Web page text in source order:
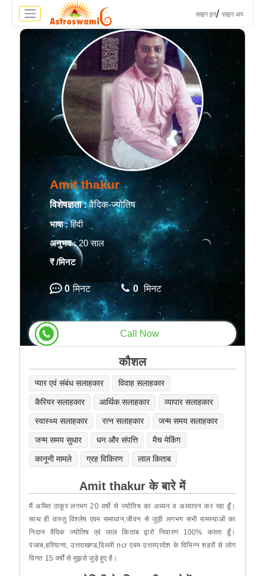
साइन इन/ साइन अप
Amit thakur
विशेषज्ञता :वैदिक-ज्योतिष
भाषा :हिंदी
अनुभव :20 साल
₹/मिनट
0 मिनट 0 मिनट
Call Now
कौशल
प्यार एवं संबंध सलाहकार
विवाह सलाहकार
कैरियर सलाहकार
आर्थिक सलाहकार
व्यापार सलाहकार
स्वास्थ्य सलाहकार
रत्न सलाहकार
जन्म समय सलाहकार
जन्म समय सुधार
धन और संपत्ति
मैच मेकिंग
कानूनी मामले
ग्रह विकिरण लाल किताब
Amit thakur के बारे में
मैं अमित ठाकुर लगभग 20 वर्षो से ज्योतिष का अध्यन व अध्यापन कर रहा हूँ।
साथ ही वास्तु विश्लेष एवम समाधान,जीवन से जुड़ी लगभग सभी समस्याओं का
निदान वैदिक ज्योतिष एवं लाल किताब द्वारो निवारण 100% करता हूँ।
पंजाब,हरियाणा, उत्तराखण्ड,दिल्ली ncr एवम उत्तरप्रदेश के विभिन्न शहरों से लोग
विगत 15 वर्षों से मुझसे जुड़े हुए है।